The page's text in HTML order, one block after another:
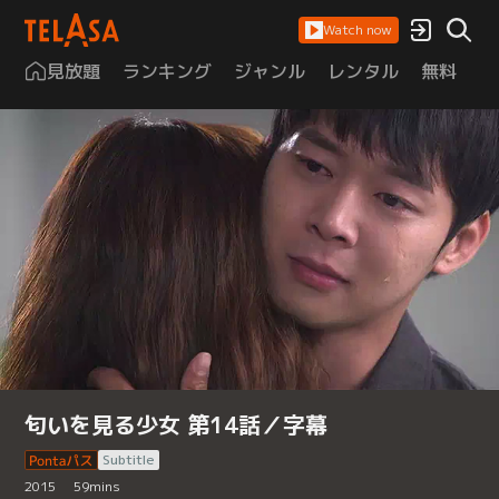
Watch now
見放題 ランキング ジャンル レンタル 無料
匂いを見る少女 第14話／字幕
Subtitle
2015
59mins